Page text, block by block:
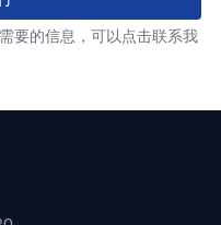
要的信息，可以点击联系我